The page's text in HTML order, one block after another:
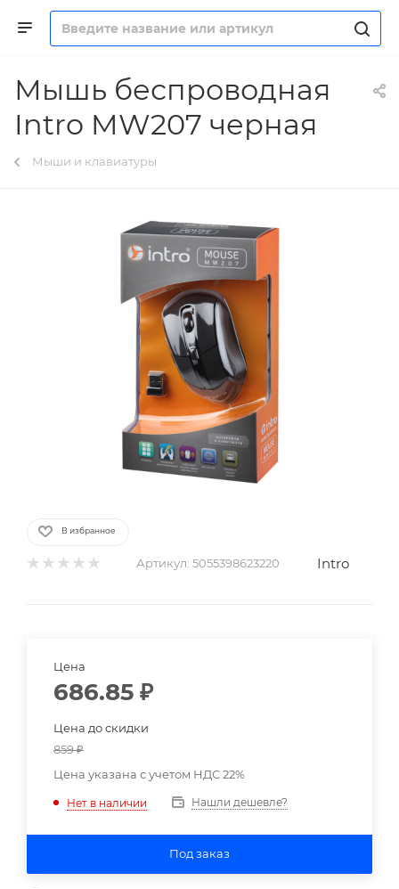
Мышь беспроводная
Intro MW207 черная
Мыши и клавиатуры
В избранное
Артикул: 5055398623220 Intro
Цена
686.85 ₽
Цена до скидки
859₽
Цена указана с учетом НДС 22%
Нет в наличии Нашли дешевле?
Под заказ